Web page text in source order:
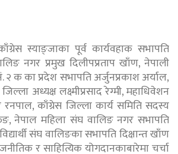
स्याङ्जाका पूर्व कार्यवहाक सभापति
नगर प्रमुख दिलीपप्रताप खाँण, नेपाली
२ क का प्रदेश सभापति अर्जुनप्रकाश अर्याल,
अध्यक्ष लक्ष्मीप्रसाद रेग्मी, महाधिवेशन
रनपाल, काँग्रेस जिल्ला कार्य समिति सदस्य
नेपाल महिला संघ वालिङ नगर सभापति
संघ वालिङका सभापति दिक्षान्त खाँण
र साहित्यिक योगदानकाबारेमा चर्चा